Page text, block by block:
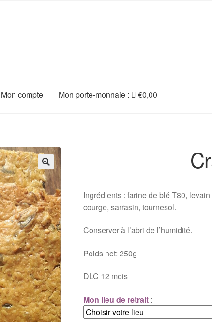
Mon compte Mon porte-monnaie : €0,00
🔍
Ingrédients : farine de blé T80,
courge, sarrasin, tournesol.
Conserver à l’abri de l’humidité.
Poids net: 250g
DLC 12 mois
Mon lieu de retrait: